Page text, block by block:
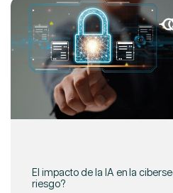
El impacto de la IA en la
riesgo?